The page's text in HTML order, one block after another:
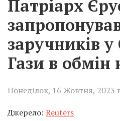
Патріарх
заручників у
Гази в обмін
Понеділок, 16 Жовтня, 2023
Джерело: Reuters